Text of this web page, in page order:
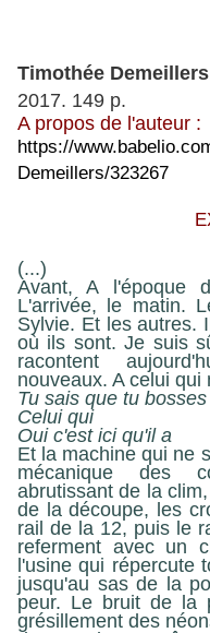
Timothée Demeillers
2017. 149 p.
A propos de l'auteur :
https://
Demeillers/323267
(...)
Avant, A l'époque
L'arrivée, le matin.
Sylvie. Et les autres.
où ils sont. Je suis
racontent
nouveaux. A celui qui
Tu sais que tu
Celui qui
Oui c'est ici qu'il a
Et la machine qui ne
mécanique des
abrutissant de la
de la découpe, les
rail de la 12, puis le
referment avec un
l'usine qui répercute
jusqu'au sas de la
peur. Le bruit de la
grésillement des